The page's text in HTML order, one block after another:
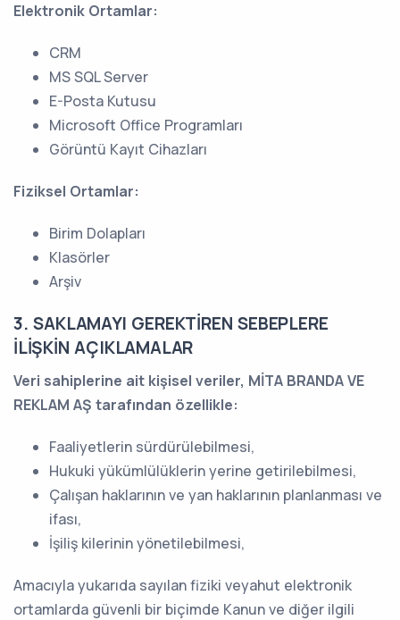
Elektronik Ortamlar:
CRM
MS SQL Server
E-Posta Kutusu
Microsoft Office Programları
Görüntü Kayıt Cihazları
Fiziksel Ortamlar:
Birim Dolapları
Klasörler
Arşiv
3. SAKLAMAYI GEREKTİREN SEBEPLERE
İLİŞKİN AÇIKLAMALAR
Veri sahiplerine ait kişisel veriler, MİTA BRANDA VE
REKLAM AŞ tarafından özellikle:
Faaliyetlerin sürdürülebilmesi,
Hukuki yükümlülüklerin yerine getirilebilmesi,
Çalışan haklarının ve yan haklarının planlanması ve
ifası,
İşiliş kilerinin yönetilebilmesi,
Amacıyla yukarıda sayılan fiziki veyahut elektronik
ortamlarda güvenli bir biçimde Kanun ve diğer ilgili